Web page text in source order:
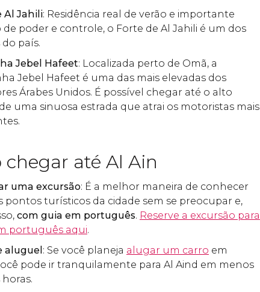
Al Jahili: Residência real de verão e importante
poder e controle, o Forte de Al Jahili é um dos
país.
Jebel Hafeet: Localizada perto de Omã, a
Jebel Hafeet é uma das mais elevadas dos
Árabes Unidos. É possível chegar até o alto
uma sinuosa estrada que atrai os motoristas mais
chegar até Al Ain
uma excursão: É a melhor maneira de conhecer
pontos turísticos da cidade sem se preocupar e,
com guia em português. Reserve a excursão para
português aqui.
aluguel : Se você planeja alugar um carro em
pode ir tranquilamente para Al Aind em menos